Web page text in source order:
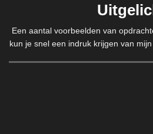
Een aantal voorbeelden van
kun je snel een indruk krijgen van